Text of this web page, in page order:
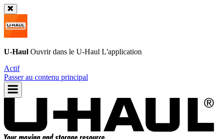
U-Haul Ouvrir dans le U-Haul L'application
Actif
Passer au contenu principal